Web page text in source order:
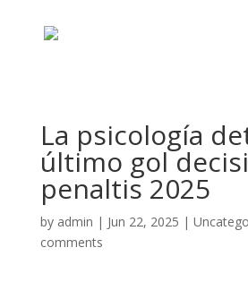
La psicología
último gol
penaltis 2025
by admin | Jun 22, 2025 |
comments